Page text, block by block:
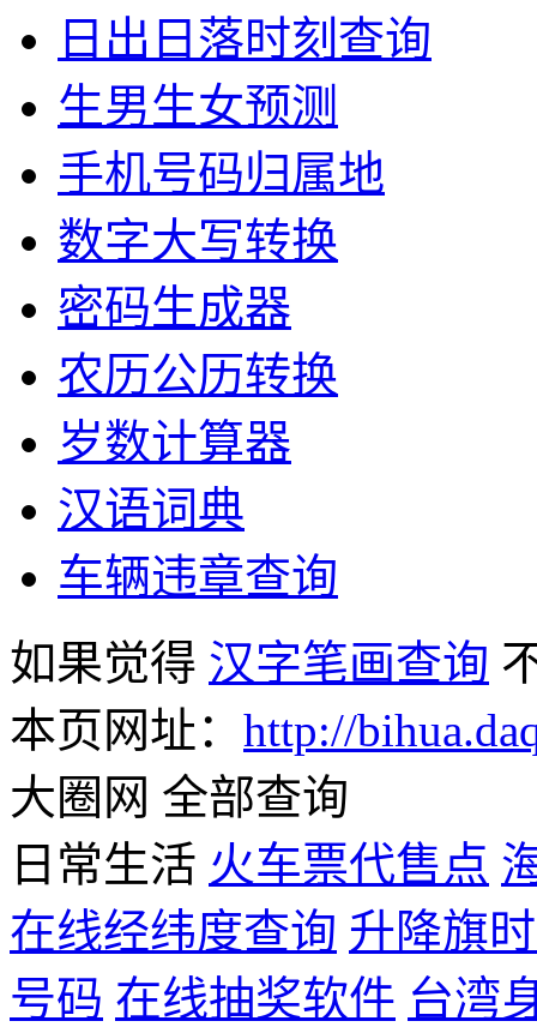
日出日落时刻查询
生男生女预测
手机号码归属地
数字大写转换
密码生成器
农历公历转换
岁数计算器
汉语词典
车辆违章查询
如果觉得 汉字笔画查询
本页网址： http://
大圈网 全部查询
日常生活 火车票代售点
在线经纬度查询 升降旗
号码 在线抽奖软件 台湾